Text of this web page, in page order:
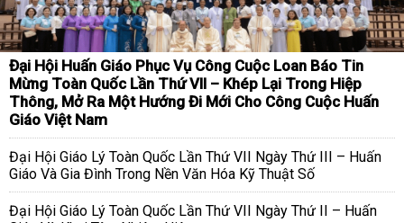
Đại Hội Huấn Giáo Phục Vụ Công Cuộc Loan Báo Tin
Mừng Toàn Quốc Lần Thứ VII – Khép Lại Trong Hiệp
Thông, Mở Ra Một Hướng Đi Mới Cho Công Cuộc Huấn
Giáo Việt Nam
Đại Hội Giáo Lý Toàn Quốc Lần Thứ VII Ngày Thứ III – Huấn
Giáo Và Gia Đình Trong Nền Văn Hóa Kỹ Thuật Số
Đại Hội Giáo Lý Toàn Quốc Lần Thứ VII Ngày Thứ II – Huấn